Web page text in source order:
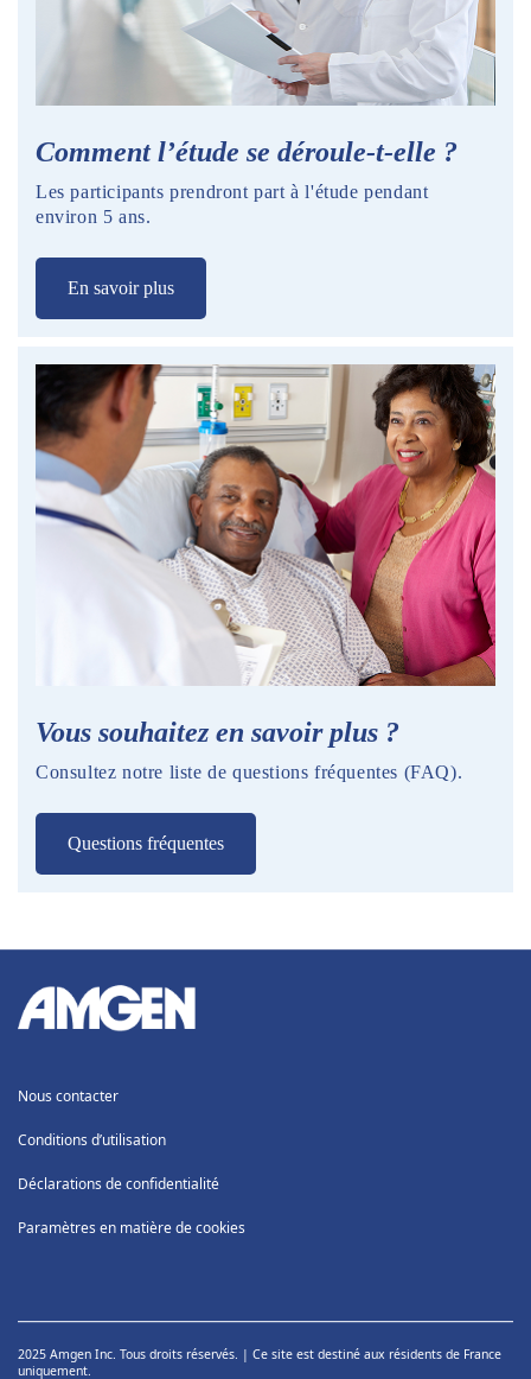
Comment l’étude se déroule-t-elle ?
Les participants prendront part à l'étude pendant
environ 5 ans.
En savoir plus
Vous souhaitez en savoir plus ?
Consultez notre liste de questions fréquentes (FAQ).
Questions fréquentes
Nous contacter
Conditions d’utilisation
Déclarations de confidentialité
Paramètres en matière de cookies
2025 Amgen Inc. Tous droits réservés. | Ce site est destiné aux résidents de France
uniquement.